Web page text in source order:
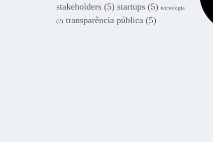
stakeholders (5) startups (5) tecnologia
(2) transparência pública (5)